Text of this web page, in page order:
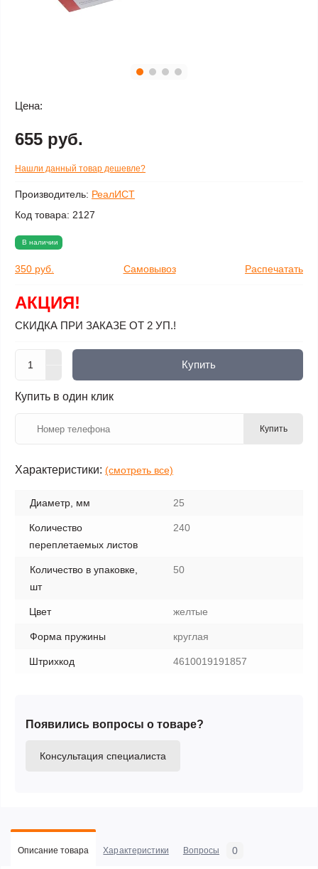
Производитель: РеалИСТ
Код товара: 2127
В наличии
350 руб. Самовывоз Распечатать
Цена:
655 руб.
Нашли данный товар дешевле?
АКЦИЯ!
СКИДКА ПРИ ЗАКАЗЕ ОТ 2 УП.!
Купить
Купить в один клик
Купить
Характеристики: (смотреть все)
Диаметр, мм 25
Количество
переплетаемых листов
240
Количество в упаковке,
шт
50
Цвет желтые
Форма пружины круглая
Штрихкод 4610019191857
Появились вопросы о товаре?
Консультация специалиста
Описание товара Характеристики Вопросы 0